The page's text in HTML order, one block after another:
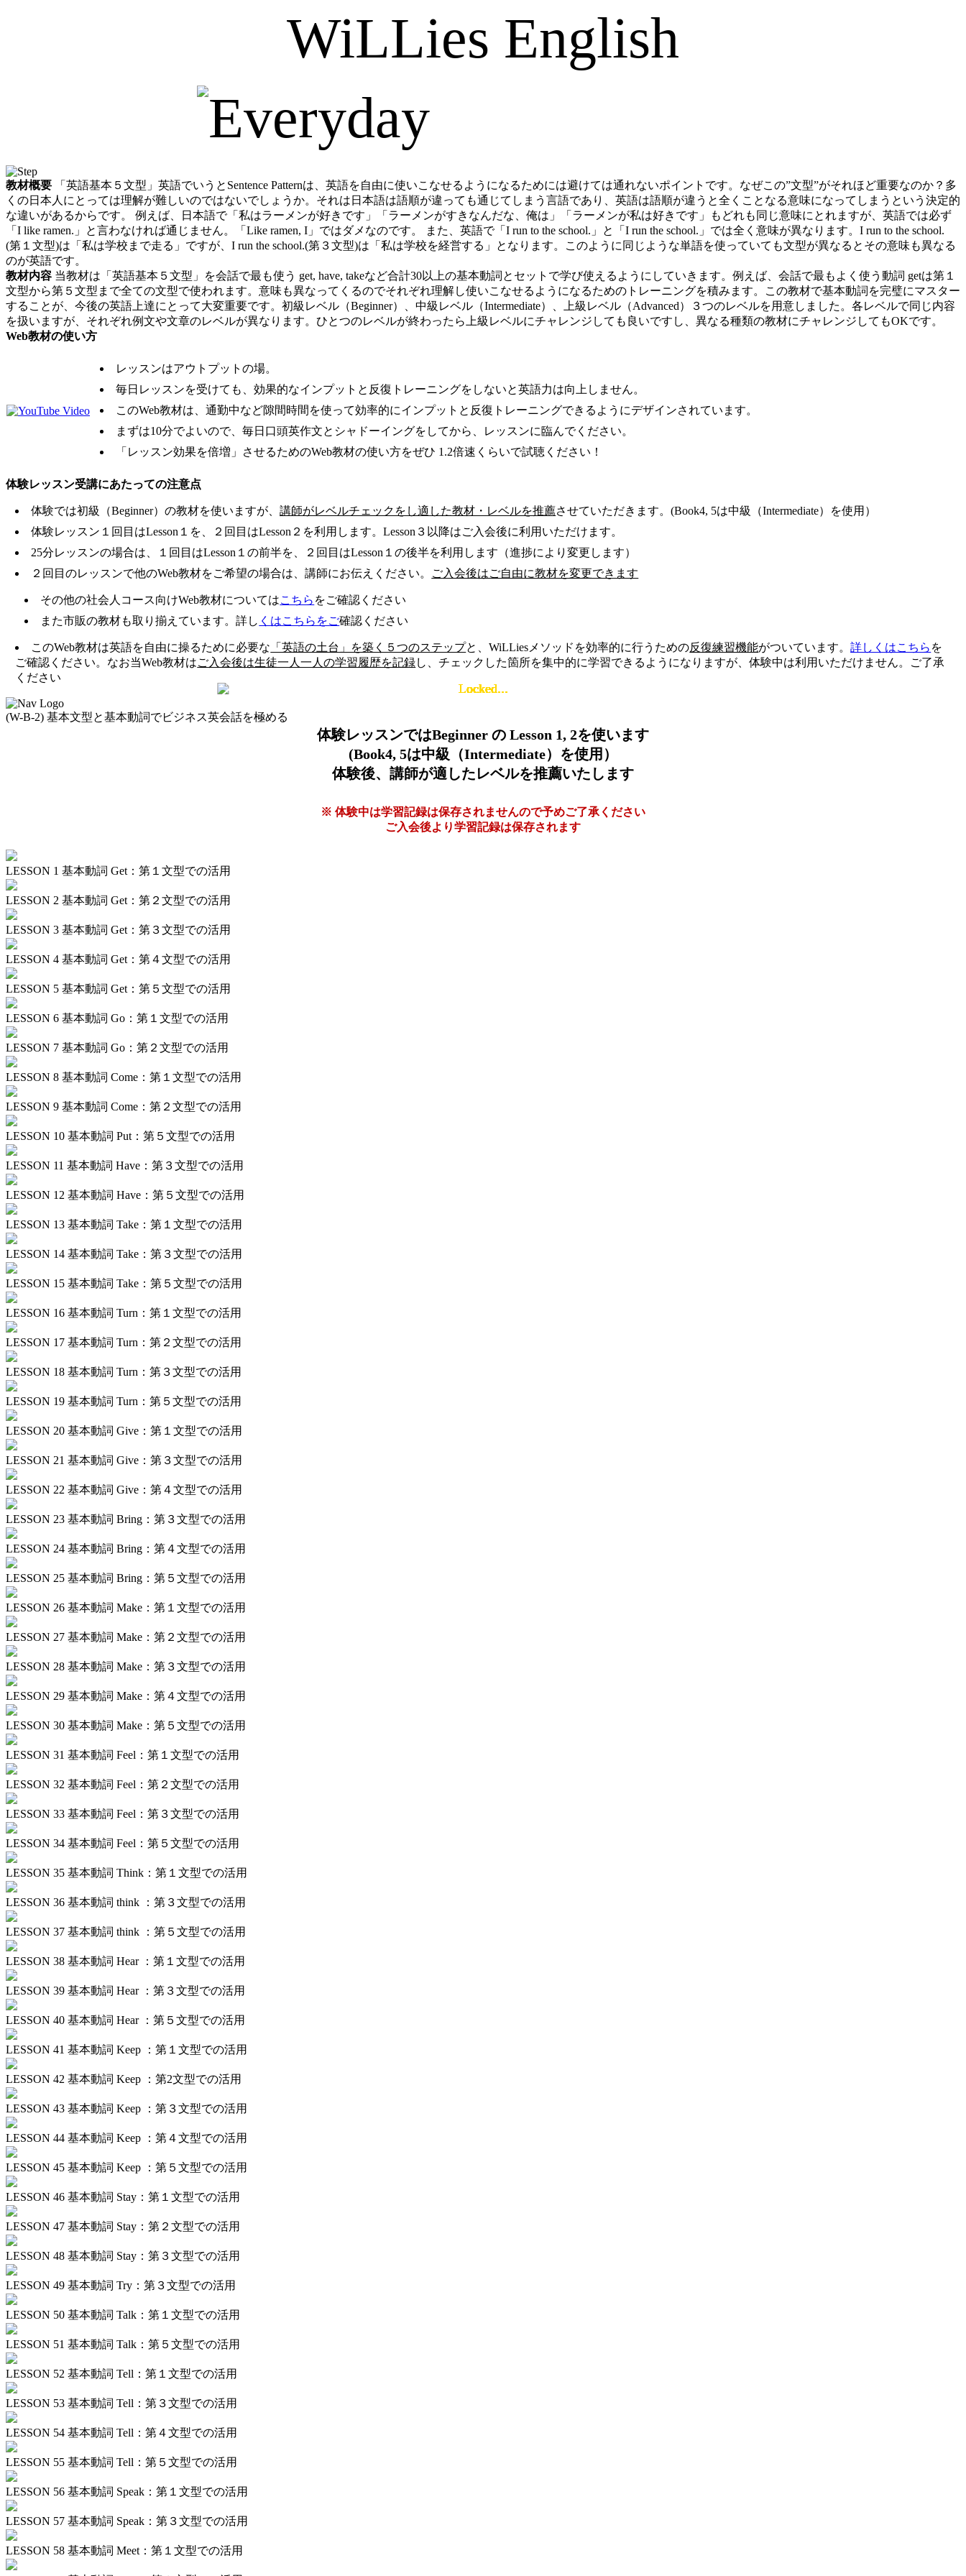
WiLLies English
教材概要 「英語基本５⽂型」英語でいうとSentence Patternは、英語を⾃由に使いこなせるようになるためには避けては通れないポイントです。なぜこの”文型”がそれほど重要なのか？多
くの⽇本⼈にとっては理解が難しいのではないでしょうか。それは⽇本語は語順が違っても通じてしまう⾔語であり、英語は語順が違うと全くことなる意味になってしまうという決定的
な違いがあるからです。 例えば、日本語で「私はラーメンが好きです」「ラーメンがすきなんだな、俺は」「ラーメンが私は好きです」もどれも同じ意味にとれますが、英語では必ず
「I like ramen.」と⾔わなければ通じません。「Like ramen, I」ではダメなのです。 また、英語で「I run to the school.」と「I run the school.」では全く意味が異なります。I run to the school.
(第１⽂型)は「私は学校まで⾛る」ですが、I run the school.(第３⽂型)は「私は学校を経営する」となります。このように同じような単語を使っていても⽂型が異なるとその意味も異なる
のが英語です。
教材内容 当教材は「英語基本５文型」を会話で最も使う get, have, takeなど合計30以上の基本動詞とセットで学び使えるようにしていきます。例えば、会話で最もよく使う動詞 getは第１
文型から第５文型まで全ての文型で使われます。意味も異なってくるのでそれぞれ理解し使いこなせるようになるためのトレーニングを積みます。この教材で基本動詞を完璧にマスター
することが、今後の英語上達にとって大変重要です。初級レベル（Beginner）、中級レベル（Intermediate）、上級レベル（Advanced）３つのレベルを用意しました。各レベルで同じ内容
を扱いますが、それぞれ例文や文章のレベルが異なります。ひとつのレベルが終わったら上級レベルにチャレンジしても良いですし、異なる種類の教材にチャレンジしてもOKです。
Web教材の使い方
レッスンはアウトプットの場。
毎日レッスンを受けても、効果的なインプットと反復トレーニングをしないと英語力は向上しません。
このWeb教材は、通勤中など隙間時間を使って効率的にインプットと反復トレーニングできるようにデザインされています。
まずは10分でよいので、毎日口頭英作文とシャドーイングをしてから、レッスンに臨んでください。
「レッスン効果を倍増」させるためのWeb教材の使い方をぜひ 1.2倍速くらいで試聴ください！
体験レッスン受講にあたっての注意点
体験では初級（Beginner）の教材を使いますが、講師がレベルチェックをし適した教材・レベルを推薦させていただきます。(Book4, 5は中級（Intermediate）を使用）
体験レッスン１回目はLesson１を、２回目はLesson２を利用します。Lesson３以降はご入会後に利用いただけます。
25分レッスンの場合は、１回目はLesson１の前半を、２回目はLesson１の後半を利用します（進捗により変更します）
２回目のレッスンで他のWeb教材をご希望の場合は、講師にお伝えください。
ご入会後はご自由に教材を変更できます
その他の社会人コース向けWeb教材についてはこちら をご確認ください
また市販の教材も取り揃えています。詳し くはこちらをご確認ください
このWeb教材は英語を自由に操るために必要な 「英語の土台」を築く５つのステップと、WiLLiesメソッドを効率的に行うための反復練習機能がついています。詳しくはこちら を
ご確認ください。なお当Web教材はご入会後は生徒一人一人の学習履歴を記録し、チェックした箇所を集中的に学習できるようになりますが、体験中は利用いただけません。ご了承
ください
(W-B-2) 基本文型と基本動詞でビジネス英会話を極める
体験レッスンではBeginner の Lesson 1, 2を使います
(Book4, 5は中級（Intermediate）を使用）
体験後、講師が適したレベルを推薦いたします
※ 体験中は学習記録は保存されませんので予めご了承ください
ご入会後より学習記録は保存されます
LESSON 1 基本動詞 Get：第１文型での活用
LESSON 2 基本動詞 Get：第２文型での活用
Locked...
LESSON 3 基本動詞 Get：第３文型での活用
Locked...
LESSON 4 基本動詞 Get：第４文型での活用
Locked...
LESSON 5 基本動詞 Get：第５文型での活用
Locked...
LESSON 6 基本動詞 Go：第１文型での活用
Locked...
LESSON 7 基本動詞 Go：第２文型での活用
Locked...
LESSON 8 基本動詞 Come：第１文型での活用
Locked...
LESSON 9 基本動詞 Come：第２文型での活用
Locked...
LESSON 10 基本動詞 Put：第５文型での活用
Locked...
LESSON 11 基本動詞 Have：第３文型での活用
Locked...
LESSON 12 基本動詞 Have：第５文型での活用
Locked...
LESSON 13 基本動詞 Take：第１文型での活用
Locked...
LESSON 14 基本動詞 Take：第３文型での活用
Locked...
LESSON 15 基本動詞 Take：第５文型での活用
Locked...
LESSON 16 基本動詞 Turn：第１文型での活用
Locked...
LESSON 17 基本動詞 Turn：第２文型での活用
Locked...
LESSON 18 基本動詞 Turn：第３文型での活用
Locked...
LESSON 19 基本動詞 Turn：第５文型での活用
Locked...
LESSON 20 基本動詞 Give：第１文型での活用
Locked...
LESSON 21 基本動詞 Give：第３文型での活用
Locked...
LESSON 22 基本動詞 Give：第４文型での活用
Locked...
LESSON 23 基本動詞 Bring：第３文型での活用
Locked...
LESSON 24 基本動詞 Bring：第４文型での活用
Locked...
LESSON 25 基本動詞 Bring：第５文型での活用
Locked...
LESSON 26 基本動詞 Make：第１文型での活用
Locked...
LESSON 27 基本動詞 Make：第２文型での活用
Locked...
LESSON 28 基本動詞 Make：第３文型での活用
Locked...
LESSON 29 基本動詞 Make：第４文型での活用
Locked...
LESSON 30 基本動詞 Make：第５文型での活用
Locked...
LESSON 31 基本動詞 Feel：第１文型での活用
Locked...
LESSON 32 基本動詞 Feel：第２文型での活用
Locked...
LESSON 33 基本動詞 Feel：第３文型での活用
Locked...
LESSON 34 基本動詞 Feel：第５文型での活用
Locked...
LESSON 35 基本動詞 Think：第１文型での活用
Locked...
LESSON 36 基本動詞 think ：第３文型での活用
Locked...
LESSON 37 基本動詞 think ：第５文型での活用
Locked...
LESSON 38 基本動詞 Hear ：第１文型での活用
Locked...
LESSON 39 基本動詞 Hear ：第３文型での活用
Locked...
LESSON 40 基本動詞 Hear ：第５文型での活用
Locked...
LESSON 41 基本動詞 Keep ：第１文型での活用
Locked...
LESSON 42 基本動詞 Keep ：第2文型での活用
Locked...
LESSON 43 基本動詞 Keep ：第３文型での活用
Locked...
LESSON 44 基本動詞 Keep ：第４文型での活用
Locked...
LESSON 45 基本動詞 Keep ：第５文型での活用
Locked...
LESSON 46 基本動詞 Stay：第１文型での活用
Locked...
LESSON 47 基本動詞 Stay：第２文型での活用
Locked...
LESSON 48 基本動詞 Stay：第３文型での活用
Locked...
LESSON 49 基本動詞 Try：第３文型での活用
Locked...
LESSON 50 基本動詞 Talk：第１文型での活用
Locked...
LESSON 51 基本動詞 Talk：第５文型での活用
Locked...
LESSON 52 基本動詞 Tell：第１文型での活用
Locked...
LESSON 53 基本動詞 Tell：第３文型での活用
Locked...
LESSON 54 基本動詞 Tell：第４文型での活用
Locked...
LESSON 55 基本動詞 Tell：第５文型での活用
Locked...
LESSON 56 基本動詞 Speak：第１文型での活用
Locked...
LESSON 57 基本動詞 Speak：第３文型での活用
Locked...
LESSON 58 基本動詞 Meet：第１文型での活用
Locked...